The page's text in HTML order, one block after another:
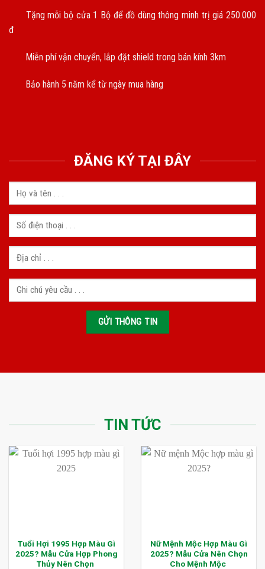
Tặng mỗi bộ cửa 1 Bộ để đồ dùng thông minh trị giá 250.000
đ
Miễn phí vận chuyển, lắp đặt shield trong bán kính 3km
Bảo hành 5 năm kể từ ngày mua hàng
ĐĂNG KÝ TẠI ĐÂY
TIN TỨC
Tuổi Hợi 1995 Hợp Màu Gì
2025? Mẫu Cửa Hợp Phong
Thủy Nên Chọn
Nữ Mệnh Mộc Hợp Màu Gì
2025? Mẫu Cửa Nên Chọn
Cho Mệnh Mộc